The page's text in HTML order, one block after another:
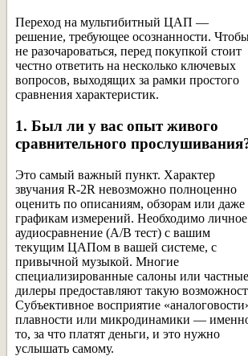
Переход на мультибитный ЦАП —
решение, требующее осознанности.
не разочароваться, перед покупкой стоит
честно ответить на несколько ключевых
вопросов, выходящих за рамки простого
сравнения характеристик.
1. Был ли у вас опыт живого
сравнительного
Это самый важный пункт. Характер
звучания R-2R невозможно полноценно
оценить по описаниям, обзорам или даже
графикам измерений. Необходимо личное
аудиосравнение (A/B тест) с вашим
текущим ЦАПом в вашей системе, с
привычной музыкой. Многие
специализированные салоны или частные
дилеры предоставляют такую
Субъективное восприятие
плавности или микродинамики —
то, за что платят деньги, и это нужно
услышать самому.